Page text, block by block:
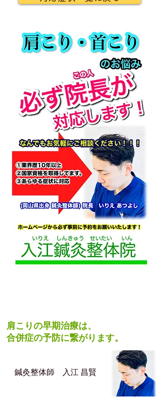
肩こりの早期治療は、
合併症の予防に繋がります。
​鍼灸整体師 入江 昌賢